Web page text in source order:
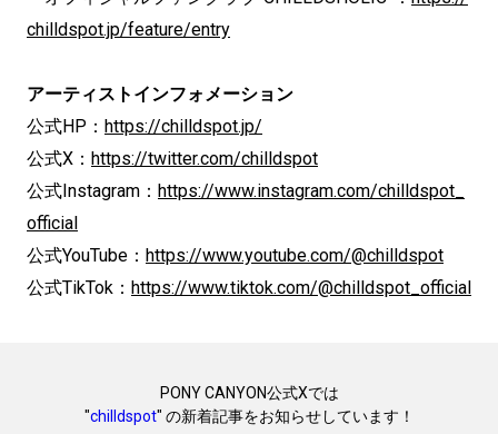
chilldspot.jp/feature/entry
アーティストインフォメーション
公式HP： https://chilldspot.jp/
公式X： https://twitter.com/chilldspot
公式Instagram： https://www.instagram.com/chilldspot_
official
公式YouTube： https://www.youtube.com/@chilldspot
公式TikTok： https://www.tiktok.com/@chilldspot_official
PONY CANYON公式Xでは
"chilldspot" の新着記事をお知らせしています！